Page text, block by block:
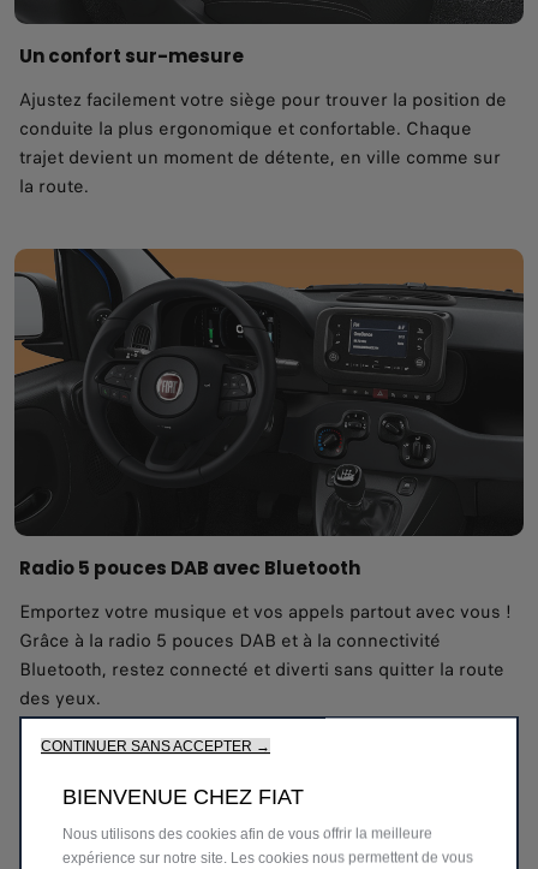
Un confort sur-mesure
Ajustez facilement votre siège pour trouver la position de
conduite la plus ergonomique et confortable. Chaque
trajet devient un moment de détente, en ville comme sur
la route.
Radio 5 pouces DAB avec Bluetooth
Emportez votre musique et vos appels partout avec vous !
Grâce à la radio 5 pouces DAB et à la connectivité
Bluetooth, restez connecté et diverti sans quitter la route
des yeux.
CONTINUER SANS ACCEPTER →
BIENVENUE CHEZ FIAT
Nous utilisons des cookies afin de vous offrir la meilleure
expérience sur notre site. Les cookies nous permettent de vous